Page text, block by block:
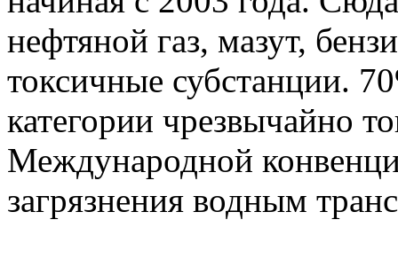
нефтяной газ, мазут,
токсичные субстанции.
категории чрезвычайно
Международной
загрязнения водным